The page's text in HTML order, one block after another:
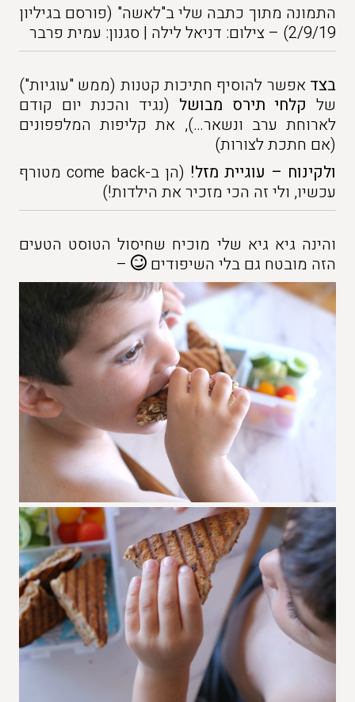
התמונה מתוך כתבה שלי ב"לאשה" (פורסם בגיליון
2/9/19) – צילום: דניאל לילה | סגנון: עמית פרבר
בצד אפשר להוסיף חתיכות קטנות (ממש "עוגיות")
של קלחי תירס מבושל (נגיד והכנת יום קודם
לארוחת ערב ונשאר…), את קליפות המלפפונים
(אם חתכת לצורות)
ולקינוח – עוגיית מזל!
(הן ב-come back מטורף
עכשיו, ולי זה הכי מזכיר את הילדות!)
והינה גיא גיא שלי מוכיח שחיסול הטוסט הטעים
הזה מובטח גם בלי השיפודים
–